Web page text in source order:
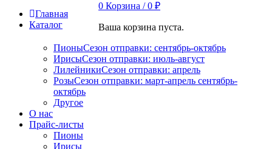
0 Корзина /0 ₽
Ваша корзина пуста.
Главная
Каталог
ПионыСезон отправки: сентябрь-октябрь
ИрисыСезон отправки: июль-август
ЛилейникиСезон отправки: апрель
РозыСезон отправки: март-апрель сентябрь-
октябрь
Другое
О нас
Прайс-листы
Пионы
Ирисы